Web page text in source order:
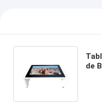
de